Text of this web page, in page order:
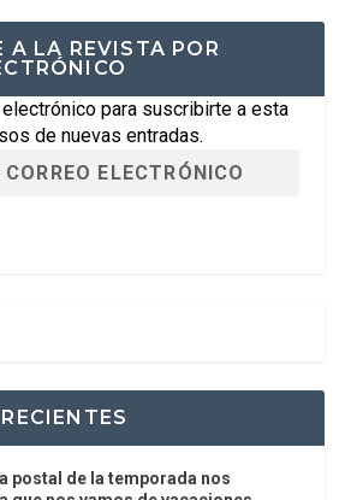
A LA REVISTA POR
para suscribirte a esta
de nuevas entradas.
postal de la temporada nos